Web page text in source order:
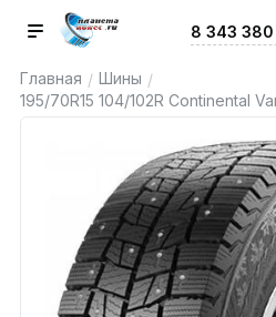
8 343 380
Главная / Шины /
195/70R15 104/102R Continental